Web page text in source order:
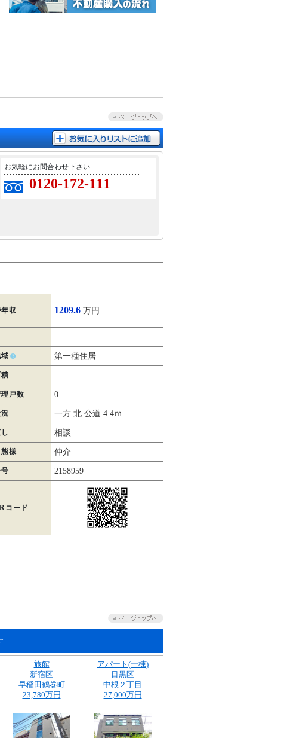
お気軽にお問合わせ下さい
0120-172-111
収 1209.6 万円
第一種住居
戸数 0
一方 北 公道 4.4ｍ
相談
様 仲介
2158959
コード
旅館
新宿区
早稲田鶴巻町
23,780万円
アパート(一棟)
目黒区
中根２丁目
27,000万円